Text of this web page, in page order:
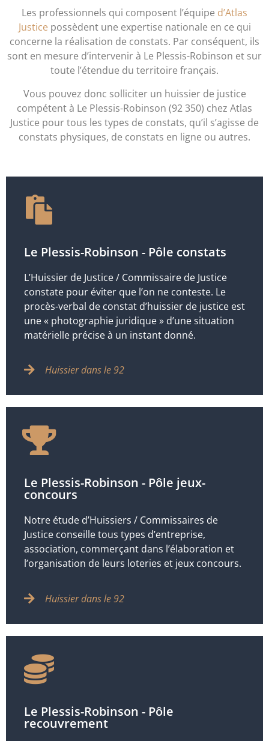
Les professionnels qui composent l’équipe d’Atlas
Justicepossèdent une expertise nationale en ce qui
concerne la réalisation de constats. Par conséquent, ils
sont en mesure d’intervenir à Le Plessis-Robinson et sur
toute l’étendue du territoire français.
Vous pouvez donc solliciter un huissier de justice
compétent à Le Plessis-Robinson (92 350) chez Atlas
Justice pour tous les types de constats, qu’il s’agisse de
constats physiques, de constats en ligne ou autres.
Le Plessis-Robinson - Pôle constats
L’Huissier de Justice / Commissaire de Justice
constate pour éviter que l’on ne conteste. Le
procès-verbal de constat d’huissier de justice est
une « photographie juridique » d’une situation
matérielle précise à un instant donné.
Huissier dans le 92
Le Plessis-Robinson - Pôle jeux-
concours
Notre étude d’Huissiers / Commissaires de
Justice conseille tous types d’entreprise,
association, commerçant dans l’élaboration et
l’organisation de leurs loteries et jeux concours.
Huissier dans le 92
Le Plessis-Robinson - Pôle
recouvrement